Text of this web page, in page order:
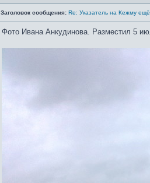
Заголовок сообщения: Re: Указатель на Кежму
Фото Ивана Анкудинова. Разместил 5